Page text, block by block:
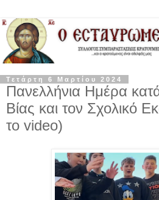
Τετάρτη 6 Μαρτίου 2024
Πανελλήνια Ημέρα
Βίας και τον Σχολικό
το video)